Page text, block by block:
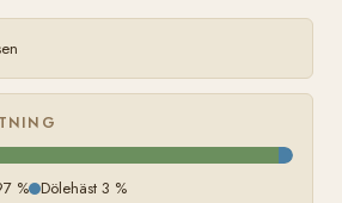
% Dölehäst 3 %